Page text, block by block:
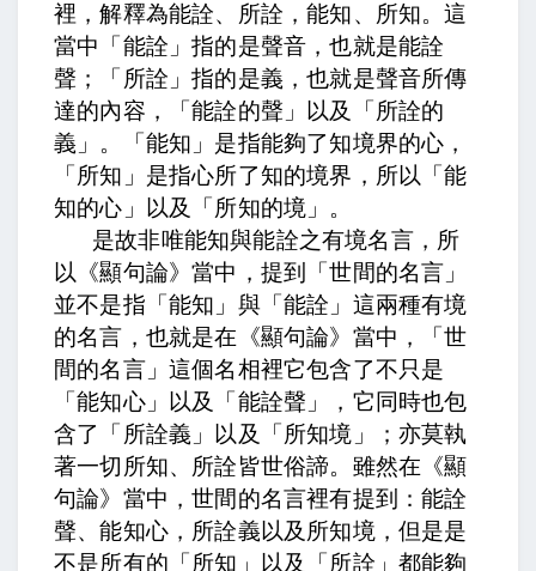
裡，解釋為能詮、所詮，能知、所知。這
當中「能詮」指的是聲音，也就是能詮
聲；「所詮」指的是義，也就是聲音所傳
達的內容，「能詮的聲」以及「所詮的
義」。「能知」是指能夠了知境界的心，
「所知」是指心所了知的境界，所以「能
知的心」以及「所知的境」。
是故非唯能知與能詮之有境名言， 所
以《顯句論》當中，提到「世間的名言」
並不是指「能知」與「能詮」這兩種有境
的名言，也就是在《顯句論》當中，「世
間的名言」這個名相裡它包含了不只是
「能知心」以及「能詮聲」，它同時也包
含了「所詮義」以及「所知境」； 亦莫執
著一切所知、所詮皆世俗諦。 雖然在《顯
句論》當中，世間的名言裡有提到：能詮
聲、能知心，所詮義以及所知境，但是是
不是所有的「所知」以及「所詮」都能夠